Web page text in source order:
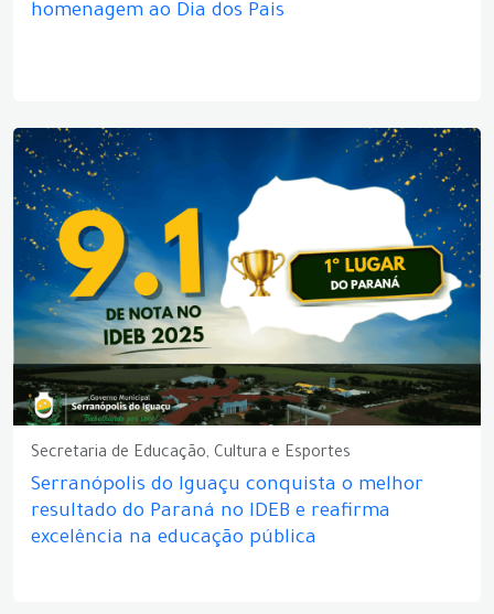
homenagem ao Dia dos Pais
Secretaria de Educação, Cultura e Esportes
Serranópolis do Iguaçu conquista o melhor
resultado do Paraná no IDEB e reafirma
excelência na educação pública